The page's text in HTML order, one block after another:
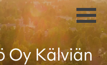
Oy Kälviän